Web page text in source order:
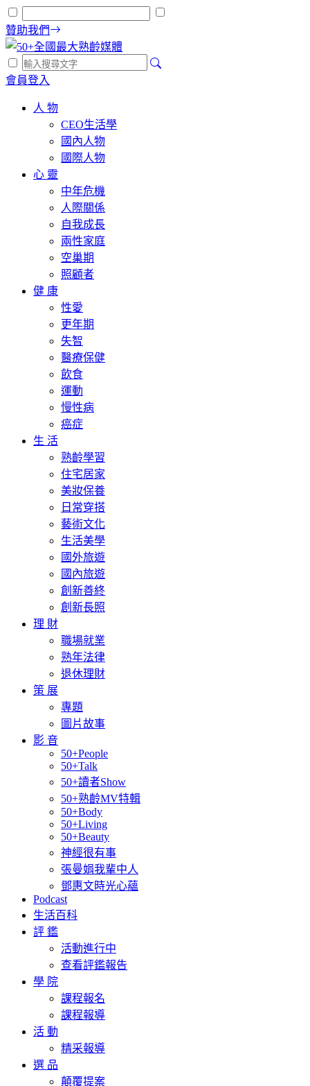
贊助我們
會員登入
人 物
CEO生活學
國內人物
國際人物
心 靈
中年危機
人際關係
自我成長
兩性家庭
空巢期
照顧者
健 康
性愛
更年期
失智
醫療保健
飲食
運動
慢性病
癌症
生 活
熟齡學習
住宅居家
美妝保養
日常穿搭
藝術文化
生活美學
國外旅遊
國內旅遊
創新善終
創新長照
理 財
職場就業
熟年法律
退休理財
策 展
專題
圖片故事
影 音
50+People
50+Talk
50+讀者Show
50+熟齡MV特輯
50+Body
50+Living
50+Beauty
神經很有事
張曼娟我輩中人
鄧惠文時光心蘊
Podcast
生活百科
評 鑑
活動進行中
查看評鑑報告
學 院
課程報名
課程報導
活 動
精采報導
選 品
顛覆提案